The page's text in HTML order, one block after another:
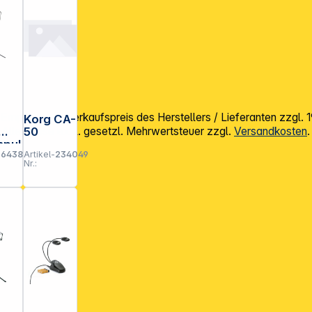
643841
Korg CA-
50
Artikel-
Nr.:
234049
Verkaufspreis des Herstellers / Lieferanten zzgl.
Alle Preise exkl. gesetzl. Mehrwertsteuer zzgl. Versandkosten.